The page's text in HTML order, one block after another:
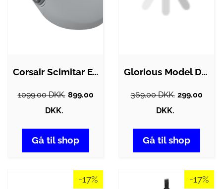
Corsair Scimitar Elite Wireless SE MMO -…
1099.00 DKK. 899.00
DKK.
Gå til shop
Glorious Model D Gamingmus - Sort -…
369.00 DKK. 299.00
DKK.
Gå til shop
-17% -17%